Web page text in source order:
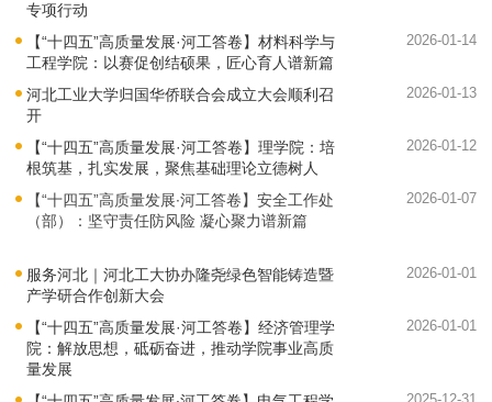
专项行动
2026-01-14
【“十四五”高质量发展·河工答卷】材料科学与
工程学院：以赛促创结硕果，匠心育人谱新篇
2026-01-13
河北工业大学归国华侨联合会成立大会顺利召
开
2026-01-12
【“十四五”高质量发展·河工答卷】理学院：培
根筑基，扎实发展，聚焦基础理论立德树人
2026-01-07
【“十四五”高质量发展∙河工答卷】安全工作处
（部）：坚守责任防风险 凝心聚力谱新篇
2026-01-01
服务河北｜河北工大协办隆尧绿色智能铸造暨
产学研合作创新大会
2026-01-01
【“十四五”高质量发展·河工答卷】经济管理学
院：解放思想，砥砺奋进，推动学院事业高质
量发展